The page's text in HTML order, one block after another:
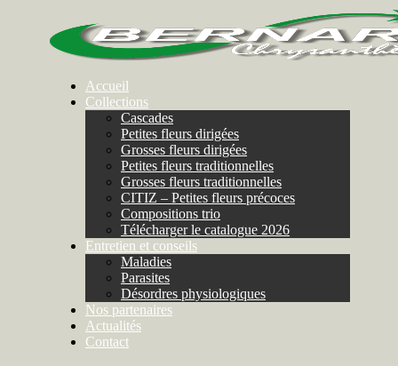
Accueil
Collections
Cascades
Petites fleurs dirigées
Grosses fleurs dirigées
Petites fleurs traditionnelles
Grosses fleurs traditionnelles
CITIZ – Petites fleurs précoces
Compositions trio
Télécharger le catalogue 2026
Entretien et conseils
Maladies
Parasites
Désordres physiologiques
Nos partenaires
Actualités
Contact